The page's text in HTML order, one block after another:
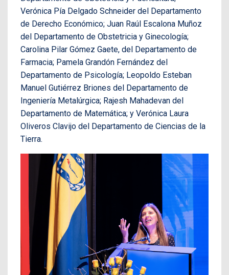
Verónica Pía Delgado Schneider del Departamento
de Derecho Económico; Juan Raúl Escalona Muñoz
del Departamento de Obstetricia y Ginecología;
Carolina Pilar Gómez Gaete, del Departamento de
Farmacia; Pamela Grandón Fernández del
Departamento de Psicología; Leopoldo Esteban
Manuel Gutiérrez Briones del Departamento de
Ingeniería Metalúrgica; Rajesh Mahadevan del
Departamento de Matemática; y Verónica Laura
Oliveros Clavijo del Departamento de Ciencias de la
Tierra.